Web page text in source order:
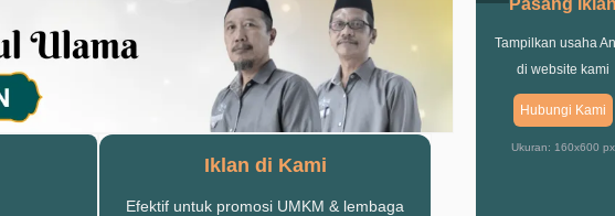
Iklan di Kami
Efektif untuk promosi UMKM & lembaga
Pasang
Tampilkan usaha
di website kami
Hubungi Kami
Ukuran: 160x600 px